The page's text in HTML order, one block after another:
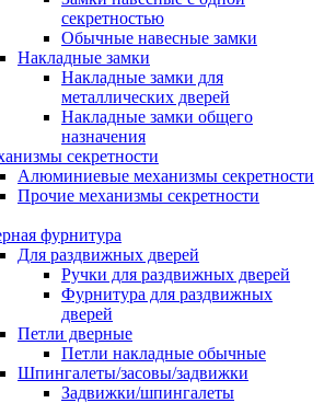
секретностью
Обычные навесные замки
Накладные замки
Накладные замки для
металлических дверей
Накладные замки общего
назначения
секретности
Алюминиевые механизмы секретности
Прочие механизмы секретности
фурнитура
Для раздвижных дверей
Ручки для раздвижных дверей
Фурнитура для раздвижных
дверей
Петли дверные
Петли накладные обычные
Шпингалеты/засовы/задвижки
Задвижки/шпингалеты